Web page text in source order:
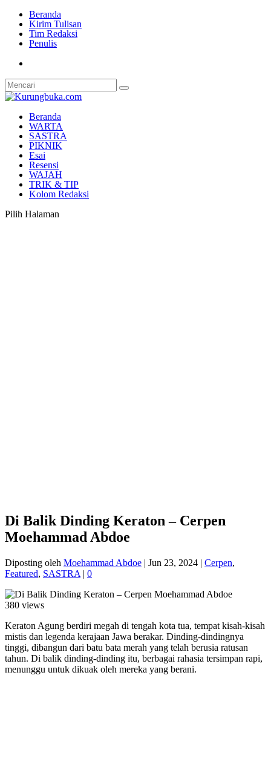
Beranda
Kirim Tulisan
Tim Redaksi
Penulis
Beranda
WARTA
SASTRA
PIKNIK
Esai
Resensi
WAJAH
TRIK & TIP
Kolom Redaksi
Pilih Halaman
Di Balik Dinding Keraton – Cerpen
Moehammad Abdoe
Diposting oleh Moehammad Abdoe | Jun 23, 2024 | Cerpen,
Featured, SASTRA | 0
380 views
Keraton Agung berdiri megah di tengah kota tua, tempat kisah-kisah
mistis dan legenda kerajaan Jawa berakar. Dinding-dindingnya
tinggi, dibangun dari batu bata merah yang telah berusia ratusan
tahun. Di balik dinding-dinding itu, berbagai rahasia tersimpan rapi,
menunggu untuk dikuak oleh mereka yang berani.